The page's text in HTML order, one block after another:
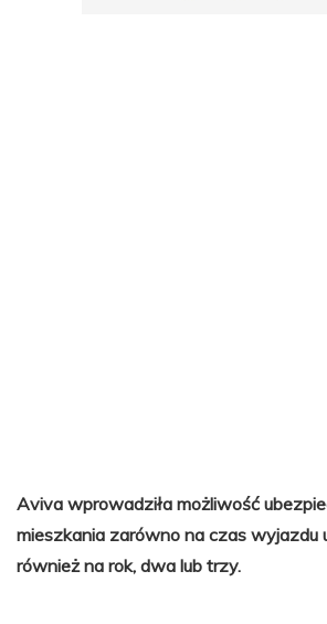
Aviva wprowadziła możliwość
mieszkania zarówno na czas wyjazdu
również na rok, dwa lub trzy.